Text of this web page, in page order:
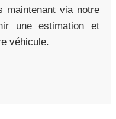
maintenant via notre
une estimation et
véhicule.